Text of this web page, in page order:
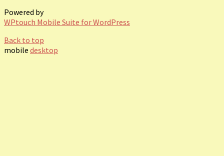
Powered by
WPtouch Mobile Suite for WordPress
Back to top
mobile desktop